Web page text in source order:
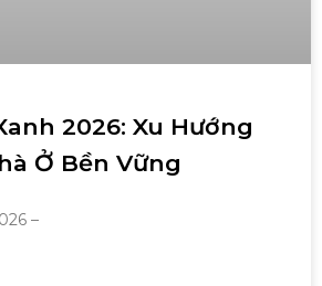
2026: Xu Hướng
Ở Bền Vững
–